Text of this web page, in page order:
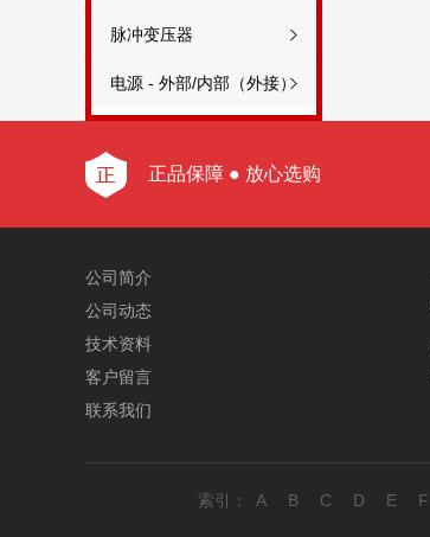
脉冲变压器
电源 - 外部/内部（外接）
正品保障 ● 放心选购
公司简介
公司动态
技术资料
客户留言
联系我们
索引： A B C D E F